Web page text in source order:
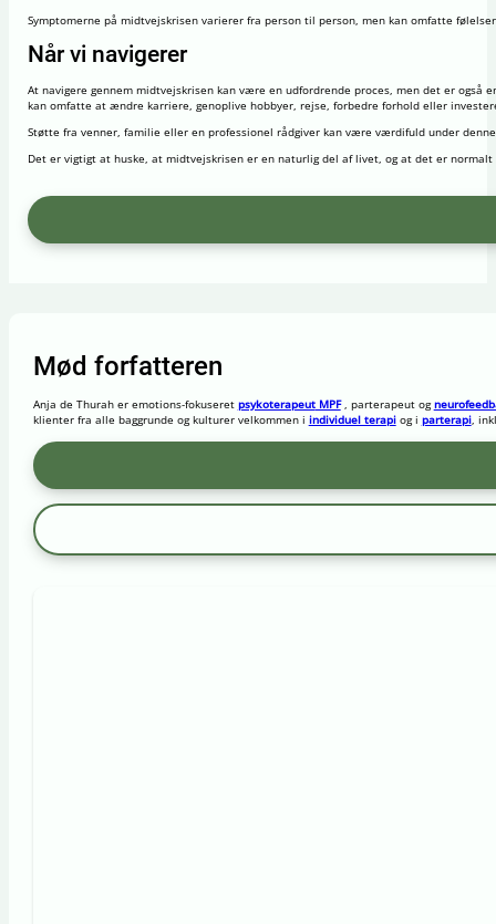
Symptomerne på midtvejskrisen varierer fra person til person, men kan omfatte
Når vi navigerer
At navigere gennem midtvejskrisen kan være en udfordrende proces, men det er
kan omfatte at ændre karriere, genoplive hobbyer, rejse, forbedre forhold eller
Støtte fra venner, familie eller en professionel rådgiver kan være værdifuld under
Det er vigtigt at huske, at midtvejskrisen er en naturlig del af livet, og at det er
Mød forfatteren
Anja de Thurah er emotions-fokuseret psykoterapeutMPF, parterapeutog
klienter fra alle baggrunde og kulturer velkommen i individuel terapiog i parterapi,